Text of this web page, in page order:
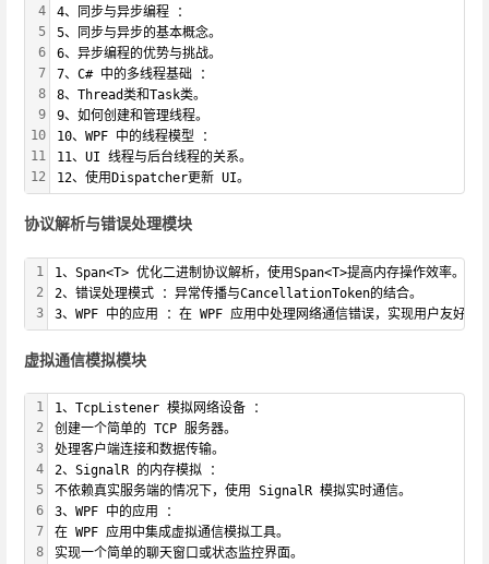
4
5
6
7
8
9
10
11
12
4、同步与异步编程 ：
5、同步与异步的基本概念。
6、异步编程的优势与挑战。
7、C# 中的多线程基础 ：
8、Thread类和Task类。
9、如何创建和管理线程。
10、WPF 中的线程模型 ：
11、UI 线程与后台线程的关系。
12、使用Dispatcher更新 UI。
协议解析与错误处理模块
1
2
3
1、Span<T> 优化二进制协议解析，使用Span<T>提高内存操作效率。
2、错误处理模式 ：异常传播与CancellationToken的结合。
3、WPF 中的应用 ：在 WPF 应用中处理网络通信错误，实现用户友好的
虚拟通信模拟模块
1
2
3
4
5
6
7
8
1、TcpListener 模拟网络设备 ：
创建一个简单的 TCP 服务器。
处理客户端连接和数据传输。
2、SignalR 的内存模拟 ：
不依赖真实服务端的情况下，使用 SignalR 模拟实时通信。
3、WPF 中的应用 ：
在 WPF 应用中集成虚拟通信模拟工具。
实现一个简单的聊天窗口或状态监控界面。